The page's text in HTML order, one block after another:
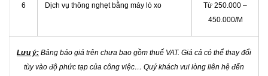
6 Dịch vụ thông nghẹt bằng máy lò xo
Từ 250.000 –
450.000/M
Lưu ý: Bảng báo giá trên chưa bao gồm thuế VAT. Giá cả có thể thay đổi
tùy vào độ phức tạp của công việc… Quý khách vui lòng liên hệ đến